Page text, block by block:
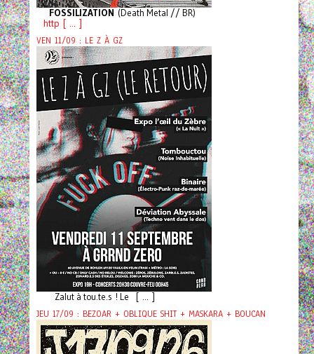
FOSSILIZATION (Death Metal // BR)
http [ ... ]
VEN 11/09 : LE Z À GZ
Zalut à tou.te.s ! Le [ ... ]
JEU 17/09 : BEZOAR + OBLIQUE SHIT + MASKARA + BOUCAN